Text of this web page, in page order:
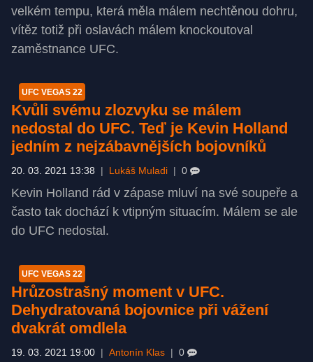
velkém tempu, která měla málem nechtěnou dohru,
vítěz totiž při oslavách málem knockoutoval
zaměstnance UFC.
UFC VEGAS 22
Kvůli svému zlozvyku se málem
nedostal do UFC. Teď je Kevin Holland
jedním z nejzábavnějších bojovníků
20. 03. 2021 13:38 | Lukáš Muladi | 0
Kevin Holland rád v zápase mluví na své soupeře a
často tak dochází k vtipným situacím. Málem se ale
do UFC nedostal.
UFC VEGAS 22
Hrůzostrašný moment v UFC.
Dehydratovaná bojovnice při vážení
dvakrát omdlela
19. 03. 2021 19:00 | Antonín Klas | 0